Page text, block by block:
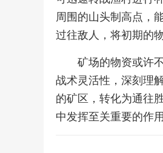
周围的山头制高点，
过往敌人，将初期的
矿场的物资或许
战术灵活性，深刻理
的矿区，转化为通往
中发挥至关重要的作用